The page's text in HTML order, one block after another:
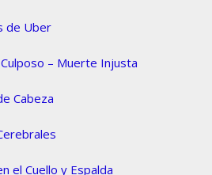
de Uber
– Muerte Injusta
Cabeza
el Cuello y Espalda